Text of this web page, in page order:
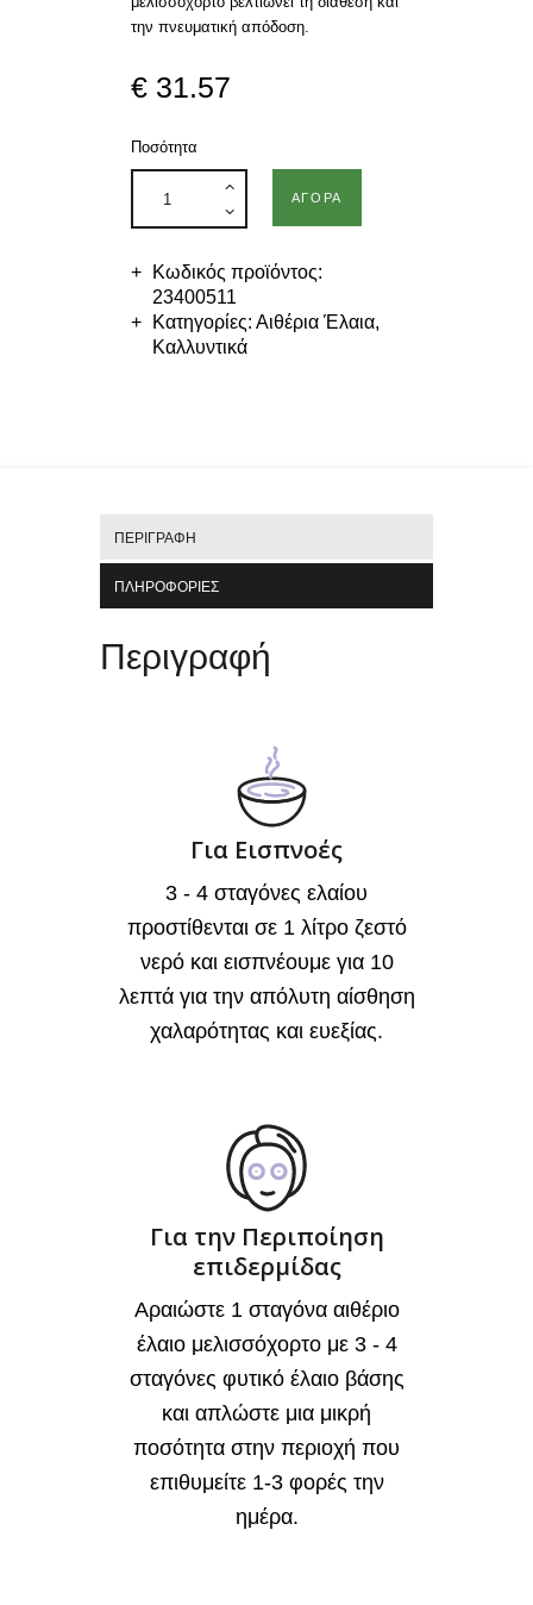
την πνευματική απόδοση.
€ 31.57
Ποσότητα
ΑΓΟΡΆ
Κωδικός προϊόντος:
23400511
Κατηγορίες:Αιθέρια Έλαια,
Καλλυντικά
ΠΕΡΙΓΡΑΦΉ
ΠΛΗΡΟΦΟΡΊΕΣ
Περιγραφή
Για Εισπνοές
3 - 4 σταγόνες ελαίου
προστίθενται σε 1 λίτρο ζεστό
νερό και εισπνέουμε για 10
λεπτά για την απόλυτη αίσθηση
χαλαρότητας και ευεξίας.
Για την Περιποίηση
επιδερμίδας
Αραιώστε 1 σταγόνα αιθέριο
έλαιο μελισσόχορτο με 3 - 4
σταγόνες φυτικό έλαιο βάσης
και απλώστε μια μικρή
ποσότητα στην περιοχή που
επιθυμείτε 1-3 φορές την
ημέρα.